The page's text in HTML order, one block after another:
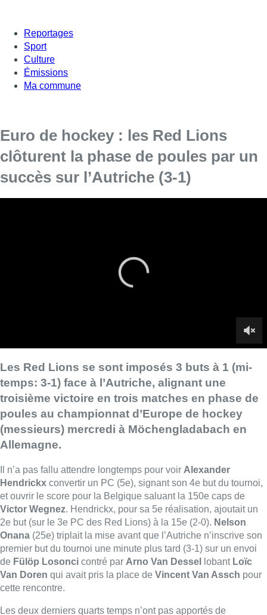
Reportages
Sport
Culture
Émissions
Ma commune
Euro de hockey : les Red Lions
clôturent la phase de poules par un
succès sur l’Autriche (3-1)
(messieurs) mercredi à Möchengladabach en
et ouvrir le score pour la Belgique saluant la 150e caps de
Victor Wegnez. Hendrickx, pour sa 5e réalisation, ajoutait un
2e but (sur le 3e PC des Red Lions) à la 15e (2-0). Nelson
(25e) triplait la mise avant que l’Autriche n’inscrive son
premier but du tournoi une minute plus tard (3-1) sur un envoi
deFülöp Losoncicontré parArno Van DessellobantLoïc
Van Dorenqui avait pris la place deVincent Van Asschpour
cette rencontre.
Les deux derniers quarts temps n’ont pas apportés de
Red Lions malgré un 4e et ultime PC à deux minutes du terme
pour Hendrickx. La Belgique était déjà assurée d’un ticket pour
les demi-finaleset de terminer à la première place de son
groupe avant d’affronter ces modestes autrichiens, déjà battus
à deux reprises. Les Red Lions s’étaient imposés contre
l’Angleterre (5-3) et l’Espagne (5-1). En demi-finale vendredi, la
Belgique affrontera le deuxième de l’autre groupe, en toute
logique les Pays-Bas qui devraient terminer derrière
l’Allemagne bien placée pour valider sa première place, face à
la France mercredi aussi. Dans le groupe des Belges,
L’Espagne et l’Angleterre se disputeront de leur côté le second